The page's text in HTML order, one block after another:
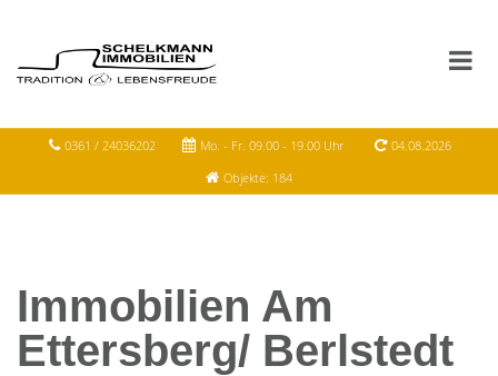
0361 / 24036202 Mo. - Fr. 09.00 - 19.00 Uhr
04.08.2026
Objekte: 184
Immobilien Am
Ettersberg/ Berlstedt